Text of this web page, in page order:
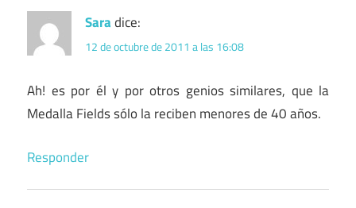
Saradice:
12 de octubre de 2011 a las 16:08
Ah! es por él y por otros genios similares, que la
Medalla Fields sólo la reciben menores de 40 años.
Responder